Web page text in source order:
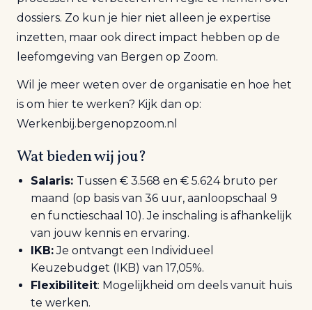
dossiers. Zo kun je hier niet alleen je expertise
inzetten, maar ook direct impact hebben op de
leefomgeving van Bergen op Zoom.
Wil je meer weten over de organisatie en hoe het
is om hier te werken? Kijk dan op:
Werkenbij.bergenopzoom.nl
Wat bieden wij jou?
Salaris: Tussen € 3.568 en € 5.624bruto per
maand (op basis van 36 uur, aanloopschaal 9
en functieschaa l 10). Je inschaling is afhankelijk
van jouw kennis en ervaring.
IKB:Je ontvangt een Individueel
Keuzebudget (IKB) van 17,05%.
Flexibiliteit: Mogelijkheid om deels vanuit huis
te werken.